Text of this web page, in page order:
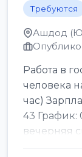
Требуются
Ашдод
Работа в
человека
час)
43 График:
вечерняя
Обязател...